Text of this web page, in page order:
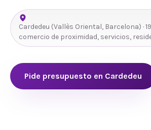
Cardedeu (Vallès Oriental, Barcelona) ·
comercio de proximidad, servicios,
Pide presupuesto en Cardedeu